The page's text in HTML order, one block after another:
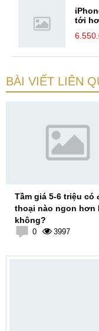
tới
BÀI VIẾT LIÊN
Tầm giá 5-6 triệu có
thoại nào ngon hơn
không?
0 3997